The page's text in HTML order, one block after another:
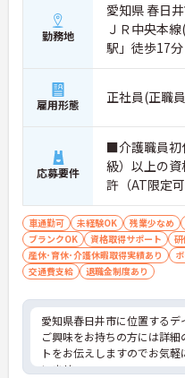
【頑張りを評価する手当と
・賞与年2回に加え年2回の
ます
・退職金や扶養手当などご家
揃っています
【手厚いフォロー体制と個性
・入社から1年間は専属の指
ートします
・髪型やネイルが自由で自
ます
勤務地
愛知県 春日
ＪＲ中央本
駅」徒歩17分
雇用形態 正社員(正職
応募要件
■介護職員初
級）以上の
許（AT限定
（定年年齢
車通勤可 未経験OK 残業少なめ
ブランクOK
資格取得サポート
研
産休･育休･介護休暇取得実績あり
交通費支給
退職金制度あり
愛知県春日井市に位置するデ
ご興味をお持ちの方には詳
トをお伝えしますのでお気
いませ。